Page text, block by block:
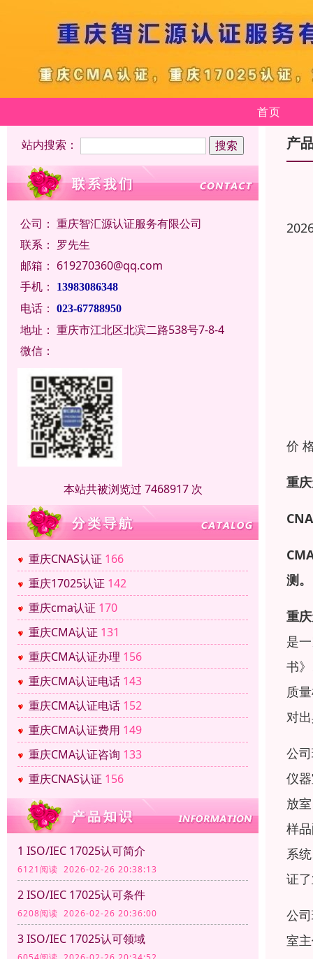
首页
站内搜索：
公司： 重庆智汇源认证服务有限公司
联系： 罗先生
邮箱： 619270360@qq.com
手机：
13983086348
电话： 023-67788950
地址： 重庆市江北区北滨二路538号7-8-4
微信：
本站共被浏览过 7468917 次
重庆CNAS认证 166
重庆17025认证 142
重庆cma认证 170
重庆CMA认证 131
重庆CMA认证办理 156
重庆CMA认证电话 143
重庆CMA认证电话 152
重庆CMA认证费用 149
重庆CMA认证咨询 133
重庆CNAS认证 156
1 ISO/IEC 17025认可简介
6121阅读 2026-02-26 20:38:13
2 ISO/IEC 17025认可条件
6208阅读 2026-02-26 20:36:00
3 ISO/IEC 17025认可领域
产
价
重
测。
重
是
书
质
对
公
仪
放
样
系
证
公
室